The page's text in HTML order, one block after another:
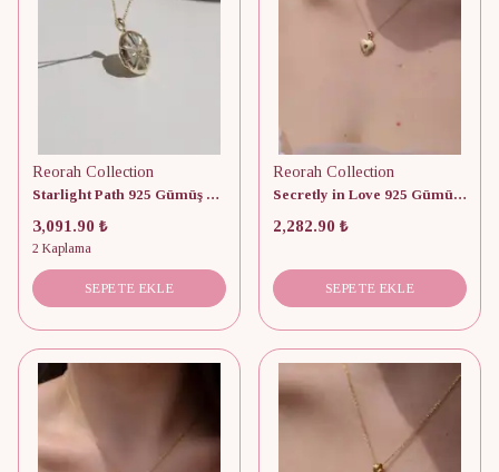
Reorah Collection
Starlight Path 925 Gümüş Kişiye Özel Fotoğraflı Kapaklı Kolye
3,091.90 ₺
2 Kaplama
SEPETE EKLE
Reorah Collection
Secretly in Love 925 Gümüş Kişiye Özel Fotoğraflı Kapaklı Kolye
2,282.90 ₺
SEPETE EKLE